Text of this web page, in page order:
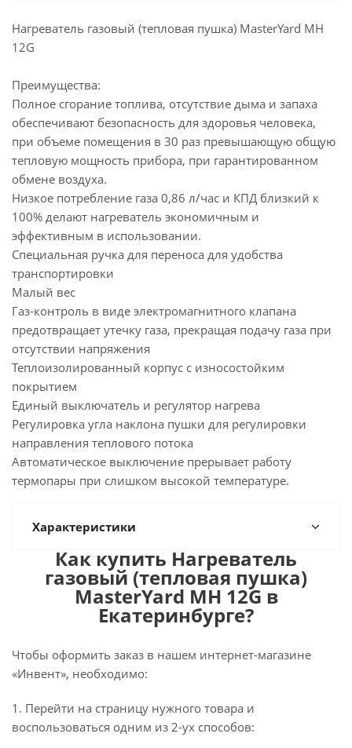
Нагреватель газовый (тепловая пушка) MasterYard MH
12G
Преимущества:
Полное сгорание топлива, отсутствие дыма и запаха
обеспечивают безопасность для здоровья человека,
при объеме помещения в 30 раз превышающую общую
тепловую мощность прибора, при гарантированном
обмене воздуха.
Низкое потребление газа 0,86 л/час и КПД близкий к
100% делают нагреватель экономичным и
эффективным в использовании.
Специальная ручка для переноса для удобства
транспортировки
Малый вес
Газ-контроль в виде электромагнитного клапана
предотвращает утечку газа, прекращая подачу газа при
отсутствии напряжения
Теплоизолированный корпус с износостойким
покрытием
Единый выключатель и регулятор нагрева
Регулировка угла наклона пушки для регулировки
направления теплового потока
Автоматическое выключение прерывает работу
термопары при слишком высокой температуре.
Характеристики
Как купить Нагреватель
газовый (тепловая пушка)
MasterYard MH 12G в
Екатеринбурге?
Чтобы оформить заказ в нашем интернет-магазине
«Инвент», необходимо:
1. Перейти на страницу нужного товара и
воспользоваться одним из 2-ух способов: